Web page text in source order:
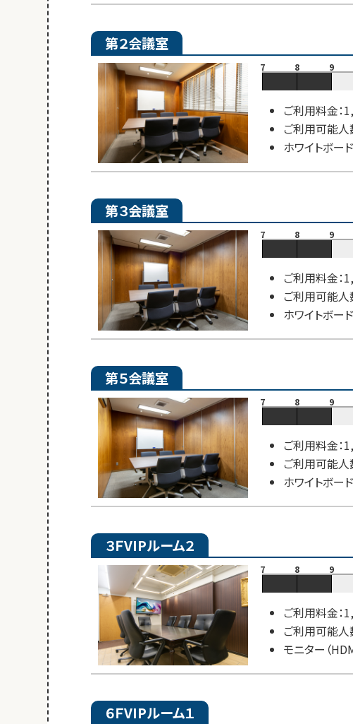
第２会議室
7 8 9
ご利用料金：
ご利用可能人
ホワイトボ
第３会議室
7 8 9
ご利用料金：
ご利用可能人
ホワイトボー
第５会議室
7 8 9
ご利用料金：
ご利用可能人
ホワイトボ
３ＦVIPルーム２
7 8 9
ご利用料金：
ご利用可能人
モニター（
６ＦVIPルーム１